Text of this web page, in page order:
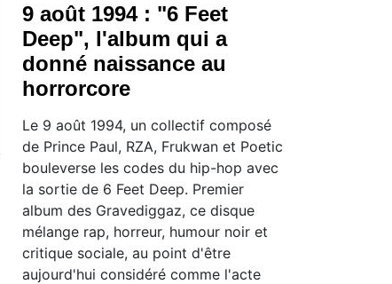
9 août 1994 : "6 Feet
Deep", l'album qui a
donné naissance au
horrorcore
Le 9 août 1994, un collectif composé
de Prince Paul, RZA, Frukwan et Poetic
bouleverse les codes du hip-hop avec
la sortie de 6 Feet Deep. Premier
album des Gravediggaz, ce disque
mélange rap, horreur, humour noir et
critique sociale, au point d'être
aujourd'hui considéré comme l'acte